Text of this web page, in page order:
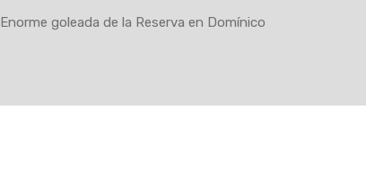
Enorme goleada de la Reserva en Domínico